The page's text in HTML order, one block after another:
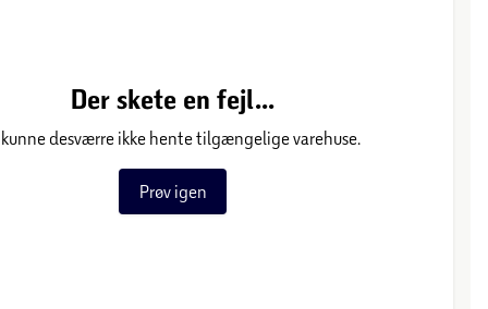
Der skete en fejl...
kunne desværre ikke hente tilgængelige varehuse.
Prøv igen